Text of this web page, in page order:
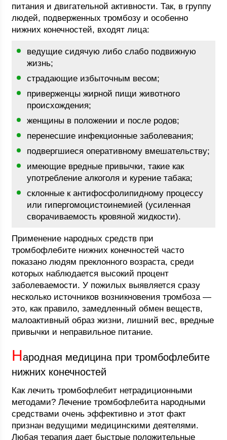
питания и двигательной активности. Так, в группу
людей, подверженных тромбозу и особенно
нижних конечностей, входят лица:
ведущие сидячую либо слабо подвижную
жизнь;
страдающие избыточным весом;
приверженцы жирной пищи животного
происхождения;
женщины в положении и после родов;
перенесшие инфекционные заболевания;
подвергшиеся оперативному вмешательству;
имеющие вредные привычки, такие как
употребление алкоголя и курение табака;
склонные к антифосфолипидному процессу
или гипергомоцистоинемией (усиленная
сворачиваемость кровяной жидкости).
Применение народных средств при
тромбофлебите нижних конечностей часто
показано людям преклонного возраста, среди
которых наблюдается высокий процент
заболеваемости. У пожилых выявляется сразу
несколько источников возникновения тромбоза ―
это, как правило, замедленный обмен веществ,
малоактивный образ жизни, лишний вес, вредные
привычки и неправильное питание.
Народная медицина при тромбофлебите
нижних конечностей
Как лечить тромбофлебит нетрадиционными
методами? Лечение тромбофлебита народными
средствами очень эффективно и этот факт
признан ведущими медицинскими деятелями.
Любая терапия дает быстрые положительные